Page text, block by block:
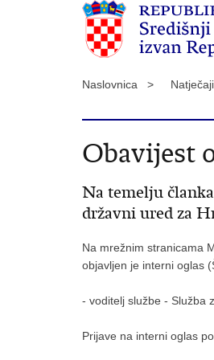
Naslovnica >
Obavijest
Na temelju
državni ured za
Na mrežnim stranicama
objavljen je interni oglas
- voditelj službe - Služba
Prijave na interni oglas